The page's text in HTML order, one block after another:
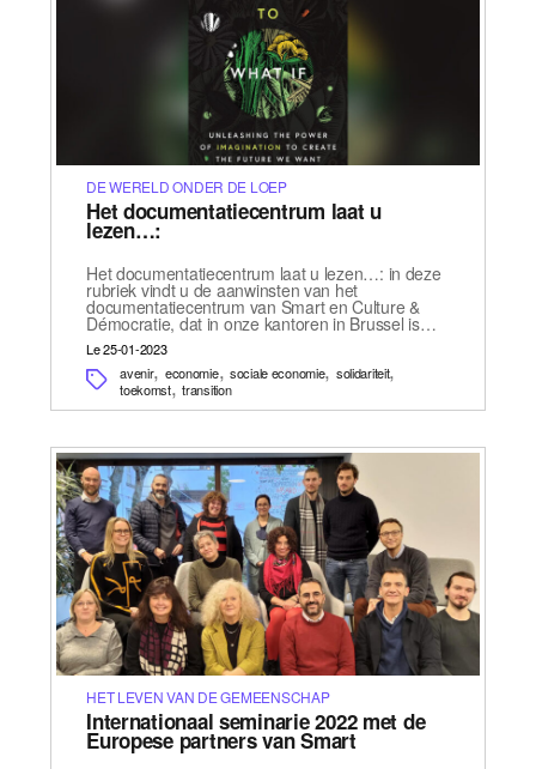
DE WERELD ONDER DE LOEP
Het documentatiecentrum laat u
lezen…:
Het documentatiecentrum laat u lezen…: in deze
rubriek vindt u de aanwinsten van het
documentatiecentrum van Smart en Culture &
Démocratie, dat in onze kantoren in Brussel is…
Le 25-01-2023
avenir, economie, sociale economie, solidariteit,
toekomst,transition
HET LEVEN VAN DE GEMEENSCHAP
Internationaal seminarie 2022 met de
Europese partners van Smart